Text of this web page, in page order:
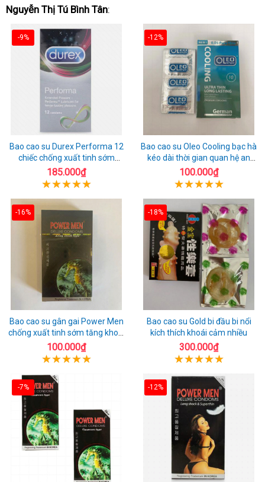
Nguyễn Thị Tú Bình Tân:
-9%
Bao cao su Durex Performa 12
chiếc chống xuất tinh sớm
chuẩn Thái Lan
185.000₫
-12%
Bao cao su Oleo Cooling bạc hà
kéo dài thời gian quan hệ an
toàn
100.000₫
-16%
Bao cao su gân gai Power Men
chống xuất tinh sớm tăng khoái
cảm
100.000₫
-18%
Bao cao su Gold bi đầu bi nổi
kích thích khoái cảm nhiều
300.000₫
-7% -12%